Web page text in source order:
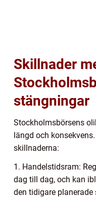
Skillnader
stängningar
Stockholmsbörsens
längd och
skillnaderna:
1. Handelstidsram:
dag till dag, och kan
den tidigare